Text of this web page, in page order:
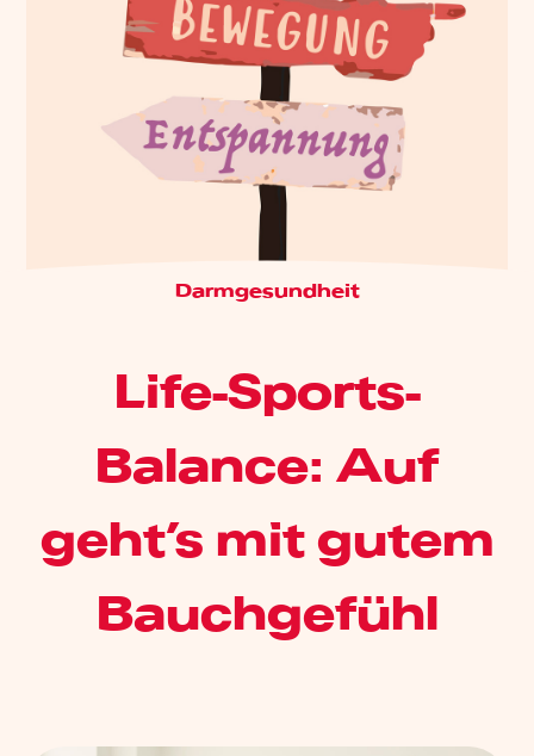
Darmgesundheit
Life-Sports-
Balance: Auf
geht’s mit gutem
Bauchgefühl